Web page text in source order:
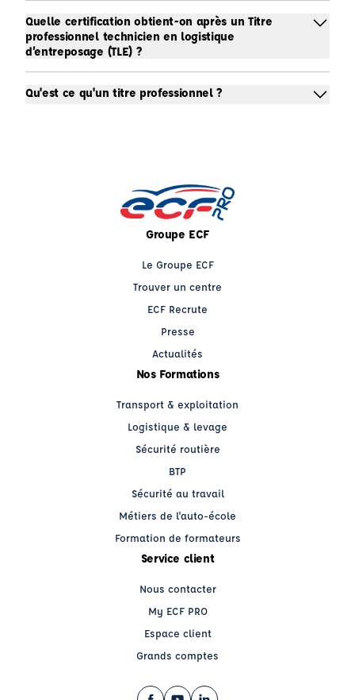
Quelle certification obtient-on après un Titre
professionnel technicien en logistique
d’entreposage (TLE) ?
Qu'est ce qu'un titre professionnel ?
Groupe ECF
Le Groupe ECF
Trouver un centre
ECF Recrute
Presse
Actualités
Nos Formations
Transport & exploitation
Logistique & levage
Sécurité routière
BTP
Sécurité au travail
Métiers de l'auto-école
Formation de formateurs
Service client
Nous contacter
My ECF PRO
Espace client
Grands comptes